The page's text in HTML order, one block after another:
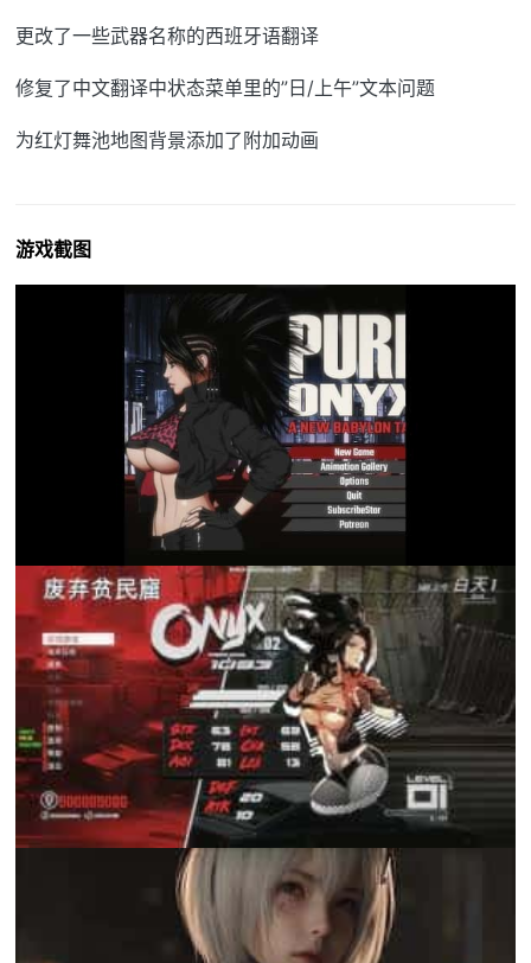
更改了一些武器名称的西班牙语翻译
修复了中文翻译中状态菜单里的”日/上午”文本问题
为红灯舞池地图背景添加了附加动画
游戏截图